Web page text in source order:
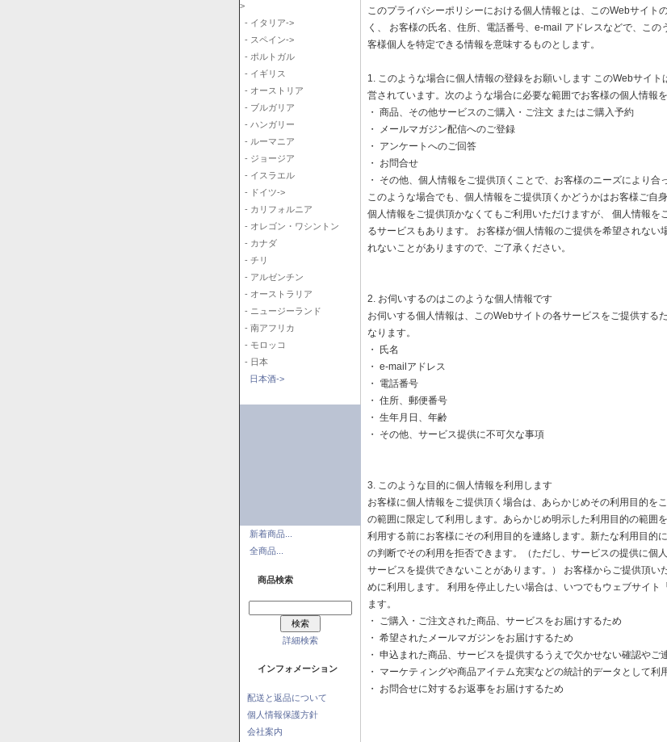
>
- イタリア->
- スペイン->
- ポルトガル
- イギリス
- オーストリア
- ブルガリア
- ハンガリー
- ルーマニア
- ジョージア
- イスラエル
- ドイツ->
- カリフォルニア
- オレゴン・ワシントン
- カナダ
- チリ
- アルゼンチン
- オーストラリア
- ニュージーランド
- 南アフリカ
- モロッコ
- 日本
日本酒->
新着商品...
全商品...
商品検索
詳細検索
インフォメーション
配送と返品について
個人情報保護方針
会社案内
このプライバシーポリシーにおける個人情報とは、このWebサイト
く、 お客様の氏名、住所、電話番号、e-mail アドレスなどで、こ
客様個人を特定できる情報を意味するものとします。
1. このような場合に個人情報の登録をお願いします このWebサイ
営されています。次のような場合に必要な範囲でお客様の個人情報
・ 商品、その他サービスのご購入・ご注文 またはご購入予約
・ メールマガジン配信へのご登録
・ アンケートへのご回答
・ お問合せ
・ その他、個人情報をご提供頂くことで、お客様のニーズにより合
このような場合でも、個人情報をご提供頂くかどうかはお客様ご自
個人情報をご提供頂かなくてもご利用いただけますが、 個人情報を
るサービスもあります。 お客様が個人情報のご提供を希望されない
れないことがありますので、ご了承ください。
2. お伺いするのはこのような個人情報です
お伺いする個人情報は、このWebサイトの各サービスをご提供する
なります。
・ 氏名
・ e-mailアドレス
・ 電話番号
・ 住所、郵便番号
・ 生年月日、年齢
・ その他、サービス提供に不可欠な事項
3. このような目的に個人情報を利用します
お客様に個人情報をご提供頂く場合は、あらかじめその利用目的を
の範囲に限定して利用します。あらかじめ明示した利用目的の範囲
利用する前にお客様にその利用目的を連絡します。新たな利用目的
の判断でその利用を拒否できます。（ただし、サービスの提供に個
サービスを提供できないことがあります。） お客様からご提供頂い
めに利用します。 利用を停止したい場合は、いつでもウェブサイト
ます。
・ ご購入・ご注文された商品、サービスをお届けするため
・ 希望されたメールマガジンをお届けするため
・ 申込まれた商品、サービスを提供するうえで欠かせない確認やご
・ マーケティングや商品アイテム充実などの統計的データとして利
・ お問合せに対するお返事をお届けするため